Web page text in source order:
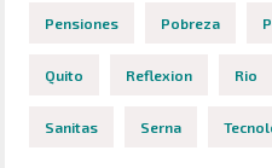
Pensiones Pobreza
Quito Reflexion Rio
Sanitas Serna